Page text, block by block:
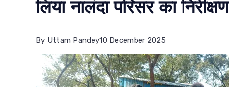
लिया नालंदा परिसर का निरीक्षण
By Uttam Pandey10 December 2025